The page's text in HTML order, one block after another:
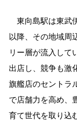
東向島駅は東武
以降、その地域周
リー層が流入して
出店し、競争も激
旗艦店のセントラ
で店舗力を高め、
育て世代を取り込